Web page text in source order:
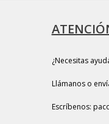
¿Necesitas
Llámanos o
Escríbenos: